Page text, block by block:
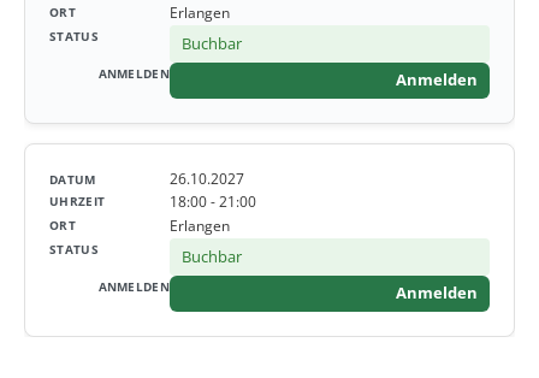
Erlangen
Buchbar
Anmelden
26.10.2027
18:00 - 21:00
Erlangen
Buchbar
Anmelden